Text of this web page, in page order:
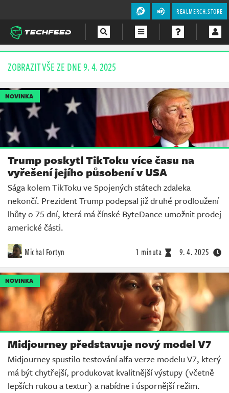
REALMERCH.STORE
Magazín
Videa
Soutěže
ZOBRAZIT VŠE ZE DNE 9. 4. 2025
NOVINKA
Trump poskytl TikToku více času na
vyřešení jejího působení v USA
Sága kolem TikToku ve Spojených státech zdaleka
nekončí. Prezident Trump podepsal již druhé prodloužení
lhůty o 75 dní, která má čínské ByteDance umožnit prodej
americké části.
Michal Fortyn 1 minuta 9. 4. 2025
NOVINKA
Midjourney představuje nový model V7
Midjourney spustilo testování alfa verze modelu V7, který
má být chytřejší, produkovat kvalitnější výstupy (včetně
lepších rukou a textur) a nabídne i úspornější režim.